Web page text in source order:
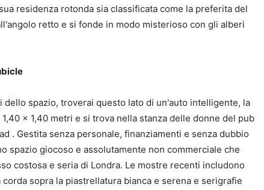
residenza rotonda sia classificata come la preferita del
retto e si fonde in modo misterioso con gli alberi
spazio, troverai questo lato di un'auto intelligente, la
x 1,40 metri e si trova nella stanza delle donne del pub
. Gestita senza personale, finanziamenti e senza dubbio
spazio giocoso e assolutamente non commerciale che
costosa e seria di Londra. Le mostre recenti includono
sopra la piastrellatura bianca e serena e serigrafie